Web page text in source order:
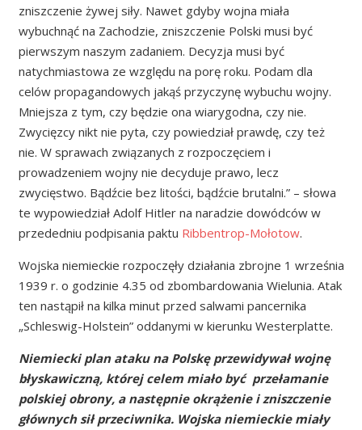
zniszczenie żywej siły. Nawet gdyby wojna miała
wybuchnąć na Zachodzie, zniszczenie Polski musi być
pierwszym naszym zadaniem. Decyzja musi być
natychmiastowa ze względu na porę roku. Podam dla
celów propagandowych jakąś przyczynę wybuchu wojny.
Mniejsza z tym, czy będzie ona wiarygodna, czy nie.
Zwycięzcy nikt nie pyta, czy powiedział prawdę, czy też
nie. W sprawach związanych z rozpoczęciem i
prowadzeniem wojny nie decyduje prawo, lecz
zwycięstwo. Bądźcie bez litości, bądźcie brutalni.” – słowa
te wypowiedział Adolf Hitler na naradzie dowódców w
przededniu podpisania paktu Ribbentrop-Mołotow.
Wojska niemieckie rozpoczęły działania zbrojne 1 września
1939 r. o godzinie 4.35 od zbombardowania Wielunia. Atak
ten nastąpił na kilka minut przed salwami pancernika
„Schleswig-Holstein” oddanymi w kierunku Westerplatte.
Niemiecki plan ataku na Polskę przewidywał wojnę
błyskawiczną, której celem miało być przełamanie
polskiej obrony, a następnie okrążenie i zniszczenie
głównych sił przeciwnika. Wojska niemieckie miały